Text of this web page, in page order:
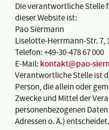
Die verantwortliche Stelle
dieser Website ist:
Pao Siermann
Liselotte-Herrmann-Str. 7,
Telefon: +49-30-478 67 000
E-Mail: kontakt@pao-
Verantwortliche Stelle ist
Person, die allein oder
Zwecke und Mittel der
personenbezogenen
Adressen o. Ä.) entscheidet.